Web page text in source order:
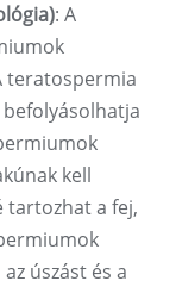
: A
teratospermia
kell
tartozhat a fej,
úszást és a